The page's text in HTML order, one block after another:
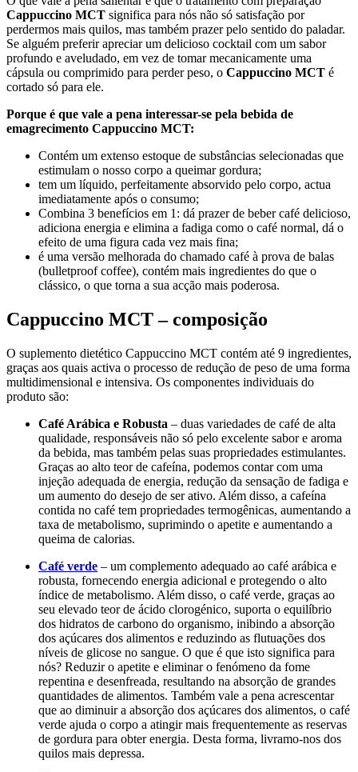
Cappuccino MCT significa para nós não só satisfação por
perdermos mais quilos, mas também prazer pelo sentido do paladar.
Se alguém preferir apreciar um delicioso cocktail com um sabor
profundo e aveludado, em vez de tomar mecanicamente uma
cápsula ou comprimido para perder peso, o Cappuccino MCT é
cortado só para ele.
Porque é que vale a pena interessar-se pela bebida de
emagrecimento Cappuccino MCT:
Contém um extenso estoque de substâncias selecionadas que
estimulam o nosso corpo a queimar gordura;
tem um líquido, perfeitamente absorvido pelo corpo, actua
imediatamente após o consumo;
Combina 3 benefícios em 1: dá prazer de beber café delicioso,
adiciona energia e elimina a fadiga como o café normal, dá o
efeito de uma figura cada vez mais fina;
é uma versão melhorada do chamado café à prova de balas
(bulletproof coffee), contém mais ingredientes do que o
clássico, o que torna a sua acção mais poderosa.
Cappuccino MCT – composição
O suplemento dietético Cappuccino MCT contém até 9 ingredientes,
graças aos quais activa o processo de redução de peso de uma forma
multidimensional e intensiva. Os componentes individuais do
produto são:
Café Arábica e Robusta – duas variedades de café de alta
qualidade, responsáveis não só pelo excelente sabor e aroma
da bebida, mas também pelas suas propriedades estimulantes.
Graças ao alto teor de cafeína, podemos contar com uma
injeção adequada de energia, redução da sensação de fadiga e
um aumento do desejo de ser ativo. Além disso, a cafeína
contida no café tem propriedades termogênicas, aumentando a
taxa de metabolismo, suprimindo o apetite e aumentando a
queima de calorias.
Café verde – um complemento adequado ao café arábica e
robusta, fornecendo energia adicional e protegendo o alto
índice de metabolismo. Além disso, o café verde, graças ao
seu elevado teor de ácido clorogénico, suporta o equilíbrio
dos hidratos de carbono do organismo, inibindo a absorção
dos açúcares dos alimentos e reduzindo as flutuações dos
níveis de glicose no sangue. O que é que isto significa para
nós? Reduzir o apetite e eliminar o fenómeno da fome
repentina e desenfreada, resultando na absorção de grandes
quantidades de alimentos. Também vale a pena acrescentar
que ao diminuir a absorção dos açúcares dos alimentos, o café
verde ajuda o corpo a atingir mais frequentemente as reservas
de gordura para obter energia. Desta forma, livramo-nos dos
quilos mais depressa.